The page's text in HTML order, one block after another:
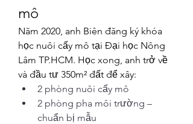
mô
Năm 2020, anh Biên đăng ký khóa
học nuôi cấy mô tại Đại học Nông
Lâm TP.HCM. Học xong, anh trở về
và đầu tư 350m² đất để xây:
2 phòng nuôi cấy mô
2 phòng pha môi trường –
chuẩn bị mẫu